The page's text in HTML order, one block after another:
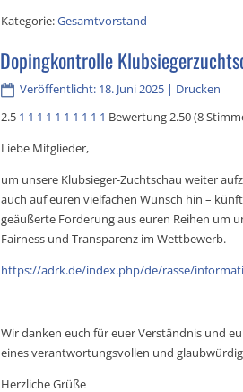
Kategorie:Gesamtvorstand
Dopingkontrolle
Veröffentlicht: 18. Juni 2025 | Drucken
2.5 1 1 1 1 1 1 1 1 1 1 Bewertung 2.50 (8
Liebe Mitglieder,
um unsere Klubsieger-Zuchtschau weiter
auch auf euren vielfachen Wunsch hin –
geäußerte Forderung aus euren Reihen um
Fairness und Transparenz im Wettbewerb.
https://adrk.de/index.php/de/rasse/
Wir danken euch für euer Verständnis und
eines verantwortungsvollen und
Herzliche Grüße